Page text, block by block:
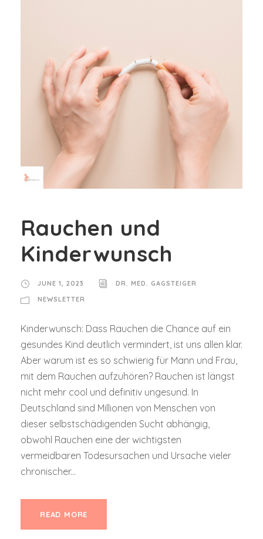
Rauchen und
Kinderwunsch
JUNE 1, 2023
DR. MED. GAGSTEIGER
NEWSLETTER
Kinderwunsch: Dass Rauchen die Chance auf ein
gesundes Kind deutlich vermindert, ist uns allen klar.
Aber warum ist es so schwierig für Mann und Frau,
mit dem Rauchen aufzuhören? Rauchen ist längst
nicht mehr cool und definitiv ungesund. In
Deutschland sind Millionen von Menschen von
dieser selbstschädigenden Sucht abhängig,
obwohl Rauchen eine der wichtigsten
vermeidbaren Todesursachen und Ursache vieler
chronischer...
READ MORE